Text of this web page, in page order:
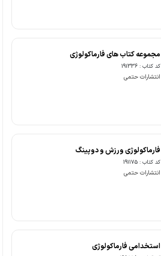
مجموعه کتاب های فارماکولوژی
کد کتاب : 191336
انتشارات حتمی
فارماکولوژی ورزش و دوپینگ
کد کتاب : 191175
انتشارات حتمی
استخدامی فارماکولوژی